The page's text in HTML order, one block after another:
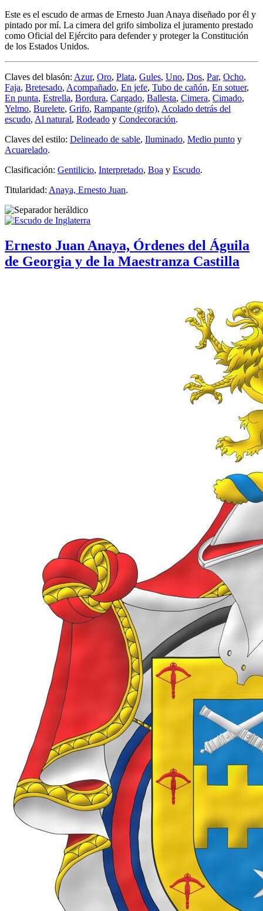
Este es el escudo de armas de Ernesto Juan Anaya diseñado por él y
pintado por mí. La cimera del grifo simboliza el juramento prestado
como Oficial del Ejército para defender y proteger la Constitución
de los Estados Unidos.
Claves del blasón: Azur, Oro, Plata, Gules, Uno, Dos, Par, Ocho,
Faja, Bretesado, Acompañado, En jefe, Tubo de cañón, En sotuer,
En punta, Estrella, Bordura, Cargado, Ballesta, Cimera, Cimado,
Yelmo, Burelete, Grifo, Rampante (grifo), Acolado detrás del
escudo, Al natural, Rodeado y Condecoración.
Claves del estilo: Delineado de sable, Iluminado, Medio punto y
Acuarelado.
Clasificación: Gentilicio, Interpretado, Boa y Escudo.
Titularidad: Anaya, Ernesto Juan.
Ernesto Juan Anaya, Órdenes del Águila
de Georgia y de la Maestranza Castilla